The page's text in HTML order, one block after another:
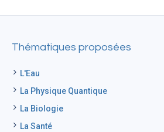
Thématiques proposées
L'Eau
La Physique Quantique
La Biologie
La Santé